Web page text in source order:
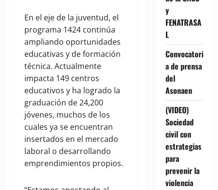
En el eje de la juventud, el
programa 1424 continúa
ampliando oportunidades
educativas y de formación
técnica. Actualmente
impacta 149 centros
educativos y ha logrado la
graduación de 24,200
jóvenes, muchos de los
cuales ya se encuentran
insertados en el mercado
laboral o desarrollando
emprendimientos propios.
y
FENATRASA
L
Convocatori
a de prensa
del
Asonaen
(VIDEO)
Sociedad
civil con
estrategias
para
prevenir la
violencia